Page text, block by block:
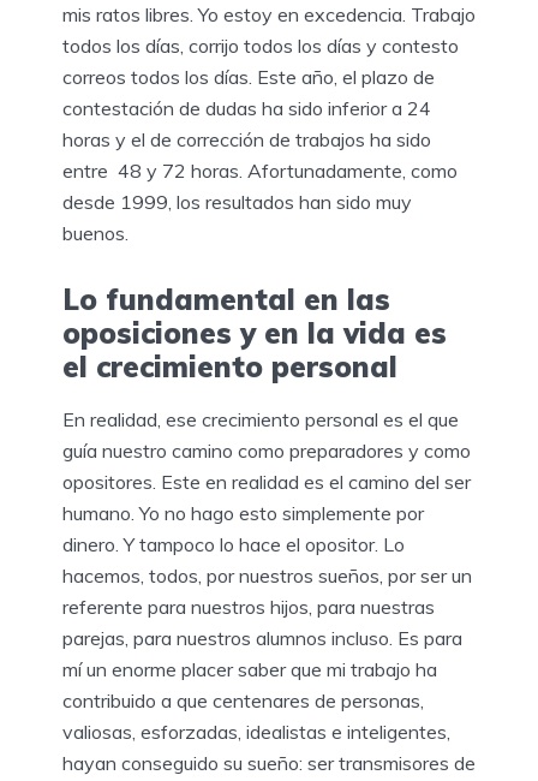
mis ratos libres. Yo estoy en excedencia. Trabajo
todos los días, corrijo todos los días y contesto
correos todos los días. Este año, el plazo de
contestación de dudas ha sido inferior a 24
horas y el de corrección de trabajos ha sido
entre 48 y 72 horas. Afortunadamente, como
desde 1999, los resultados han sido muy
buenos.
Lo fundamental en las
oposiciones y en la vida es
el crecimiento personal
En realidad, ese crecimiento personal es el que
guía nuestro camino como preparadores y como
opositores. Este en realidad es el camino del ser
humano. Yo no hago esto simplemente por
dinero. Y tampoco lo hace el opositor. Lo
hacemos, todos, por nuestros sueños, por ser un
referente para nuestros hijos, para nuestras
parejas, para nuestros alumnos incluso. Es para
mí un enorme placer saber que mi trabajo ha
contribuido a que centenares de personas,
valiosas, esforzadas, idealistas e inteligentes,
hayan conseguido su sueño: ser transmisores de